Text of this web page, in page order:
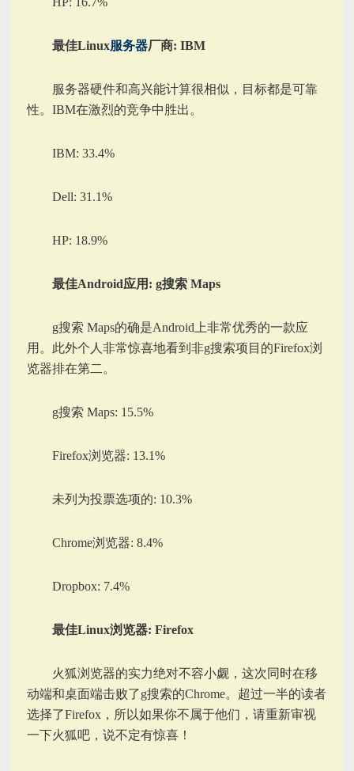
最佳Linux服务器厂商: IBM
服务器硬件和高兴能计算很相似，目标都是可靠
性。IBM在激烈的竞争中胜出。
IBM: 33.4%
Dell: 31.1%
HP: 18.9%
最佳Android应用: g搜索 Maps
g搜索 Maps的确是Android上非常优秀的一款应
用。此外个人非常惊喜地看到非g搜索项目的Firefox浏
览器排在第二。
g搜索 Maps: 15.5%
Firefox浏览器: 13.1%
未列为投票选项的: 10.3%
Chrome浏览器: 8.4%
Dropbox: 7.4%
最佳Linux浏览器: Firefox
火狐浏览器的实力绝对不容小觑，这次同时在移
动端和桌面端击败了g搜索的Chrome。超过一半的读者
选择了Firefox，所以如果你不属于他们，请重新审视
一下火狐吧，说不定有惊喜！